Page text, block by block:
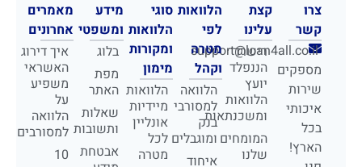
צרו
קשר
support@loan4all.co.il
מספקים
שירות
איכותי
בכל
הארץ!
קצת
עלינו
רישרד
הננפלד
יועץ
הלוואות
ומשכנתאות
המומחים
שלנו
הלוואות
לפי
מטרה
וקהל
הלוואה
למסורבי
בנק
ומוגבלים
איחוד
סוגי
הלוואות
ומקורות
מימון
הלוואות
מיידיות
אונליין
לכל
מטרה
מידע
ומשפטי
בלוג
מפת
האתר
שאלות
ותשובות
אבטחת
מאמרים
אחרונים
איך דירוג
האשראי
משפיע
על
הלוואה
למסורבים
10